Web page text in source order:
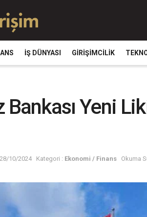
İŞ DÜNYASI GIRIŞIMCILIK
Yeni
28/10/2024 Kategori : Ekonomi / Finans Okuma